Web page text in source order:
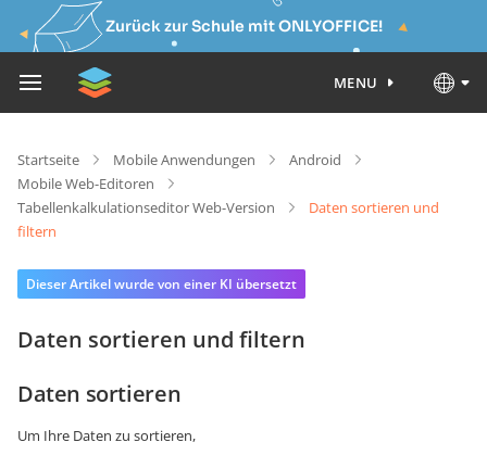
Zurück zur Schule mit ONLYOFFICE!
MENU
Startseite Mobile Anwendungen
Android
Mobile Web-Editoren
Tabellenkalkulationseditor Web-Version
Daten sortieren und
filtern
Dieser Artikel wurde von einer KI übersetzt
Daten sortieren und filtern
Daten sortieren
Um Ihre Daten zu sortieren,